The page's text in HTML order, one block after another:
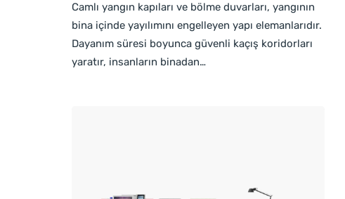
Camlı yangın kapıları ve bölme duvarları, yangının
bina içinde yayılımını engelleyen yapı elemanlarıdır.
Dayanım süresi boyunca güvenli kaçış koridorları
yaratır, insanların binadan…